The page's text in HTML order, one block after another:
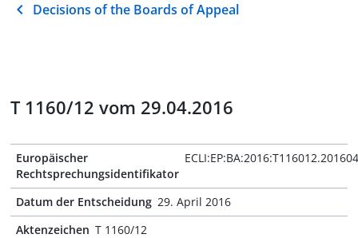
Decisions of the Boards of Appeal
T 1160/12 vom 29.04.2016
Europäischer
Rechtsprechungsidentifikator
Datum der Entscheidung 29. April 2016
Aktenzeichen T 1160/12